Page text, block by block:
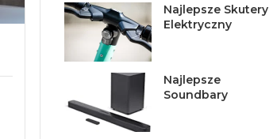
Najlepsze Skutery
Elektryczny
Najlepsze
Soundbary